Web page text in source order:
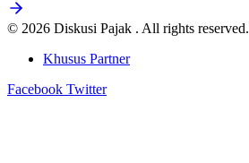
© 2026 Diskusi Pajak . All rights reserved.
Khusus Partner
Facebook Twitter